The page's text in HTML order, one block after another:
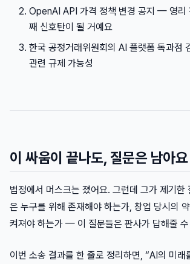
OpenAI API 가격 정책 변경 공지 — 영리
째 신호탄이 될 거예요
한국 공정거래위원회의 AI 플랫폼 독과점
관련 규제 가능성
이 싸움이 끝나도, 질문은 남아요
법정에서 머스크는 졌어요. 그런데 그가 제기
은 누구를 위해 존재해야 하는가, 창업 당시의
켜져야 하는가 — 이 질문들은 판사가 답해줄
이번 소송 결과를 한 줄로 정리하면, “AI의 미래